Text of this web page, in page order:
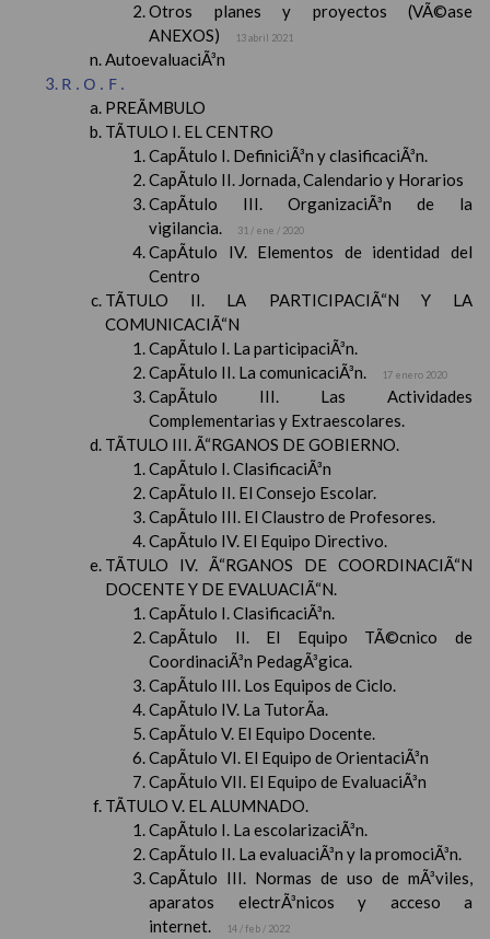
Otros planes y proyectos (VÃ©ase
ANEXOS)
13 abril 2021
AutoevaluaciÃ³n
R.O.F.
PREÃMBULO
TÃTULO I. EL CENTRO
CapÃ­tulo I. DefiniciÃ³n y clasificaciÃ³n.
CapÃ­tulo II. Jornada, Calendario y Horarios
CapÃ­tulo III. OrganizaciÃ³n de la
vigilancia.
31 / ene / 2020
CapÃ­tulo IV. Elementos de identidad del
Centro
TÃTULO II. LA PARTICIPACIÃ“N Y LA
COMUNICACIÃ“N
CapÃ­tulo I. La participaciÃ³n.
CapÃ­tulo II. La comunicaciÃ³n.
17 enero 2020
CapÃ­tulo III. Las Actividades
Complementarias y Extraescolares.
TÃTULO III. Ã“RGANOS DE GOBIERNO.
CapÃ­tulo I. ClasificaciÃ³n
CapÃ­tulo II. El Consejo Escolar.
CapÃ­tulo III. El Claustro de Profesores.
CapÃ­tulo IV. El Equipo Directivo.
TÃTULO IV. Ã“RGANOS DE COORDINACIÃ“N
DOCENTE Y DE EVALUACIÃ“N.
CapÃ­tulo I. ClasificaciÃ³n.
CapÃ­tulo II. El Equipo TÃ©cnico de
CoordinaciÃ³n PedagÃ³gica.
CapÃ­tulo III. Los Equipos de Ciclo.
CapÃ­tulo IV. La TutorÃ­a.
CapÃ­tulo V. El Equipo Docente.
CapÃ­tulo VI. El Equipo de OrientaciÃ³n
CapÃ­tulo VII. El Equipo de EvaluaciÃ³n
TÃTULO V. EL ALUMNADO.
CapÃ­tulo I. La escolarizaciÃ³n.
CapÃ­tulo II. La evaluaciÃ³n y la promociÃ³n.
CapÃ­tulo III. Normas de uso de mÃ³viles,
aparatos electrÃ³nicos y acceso a
internet.
14 / feb / 2022